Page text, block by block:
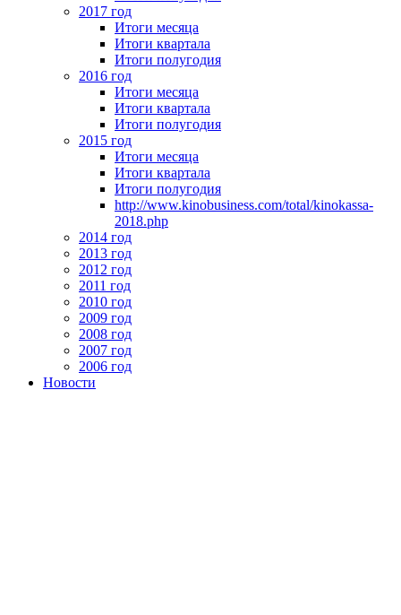
2017 год
Итоги месяца
Итоги квартала
Итоги полугодия
2016 год
Итоги месяца
Итоги квартала
Итоги полугодия
2015 год
Итоги месяца
Итоги квартала
Итоги полугодия
http://www.kinobusiness.com/total/kinokassa-
2018.php
2014 год
2013 год
2012 год
2011 год
2010 год
2009 год
2008 год
2007 год
2006 год
Новости